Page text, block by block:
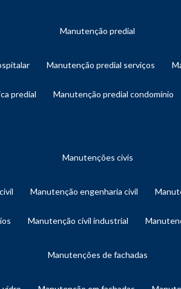
manutenção predial
manutenção predial serviços
predial manutenção predial condomínio
manutenções civis
manutenção engenharia civil
manutenção civil industrial
manutenções de fachadas